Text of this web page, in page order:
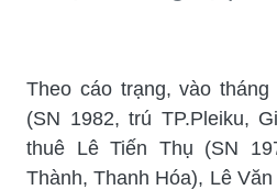
Theo cáo trạng, vào
(SN 1982, trú TP.Pleiku,
thuê Lê Tiến Thụ (SN
Thành, Thanh Hóa), Lê